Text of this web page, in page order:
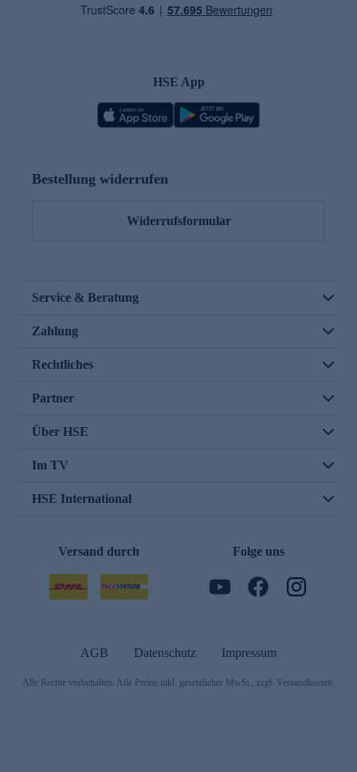
HSE App
Bestellung widerrufen
Widerrufsformular
Service & Beratung
Zahlung
Rechtliches
Partner
Über HSE
Im TV
HSE International
Versand durch Folge uns
AGB Datenschutz Impressum
Alle Rechte vorbehalten. Alle Preise inkl. gesetzlicher MwSt., zzgl. Versandkosten.